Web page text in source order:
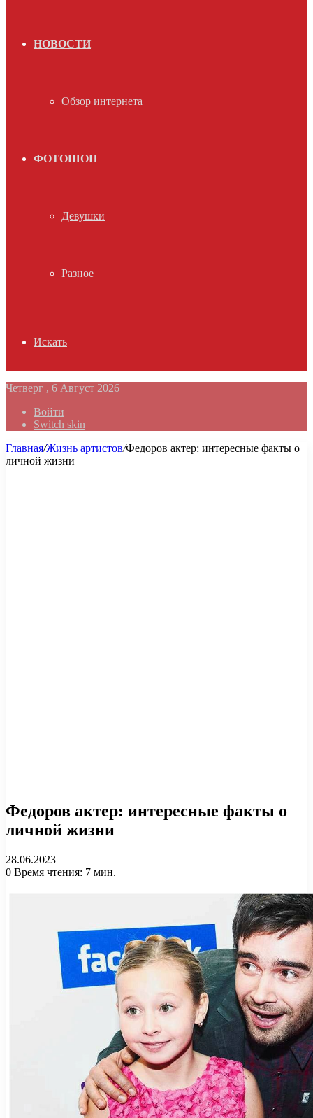
НОВОСТИ
Обзор интернета
ФОТОШОП
Девушки
Разное
Искать
Четверг , 6 Август 2026
Войти
Switch skin
Главная/Жизнь артистов/Федоров актер: интересные факты о
личной жизни
Федоров актер: интересные факты о
личной жизни
28.06.2023
0 Время чтения: 7 мин.